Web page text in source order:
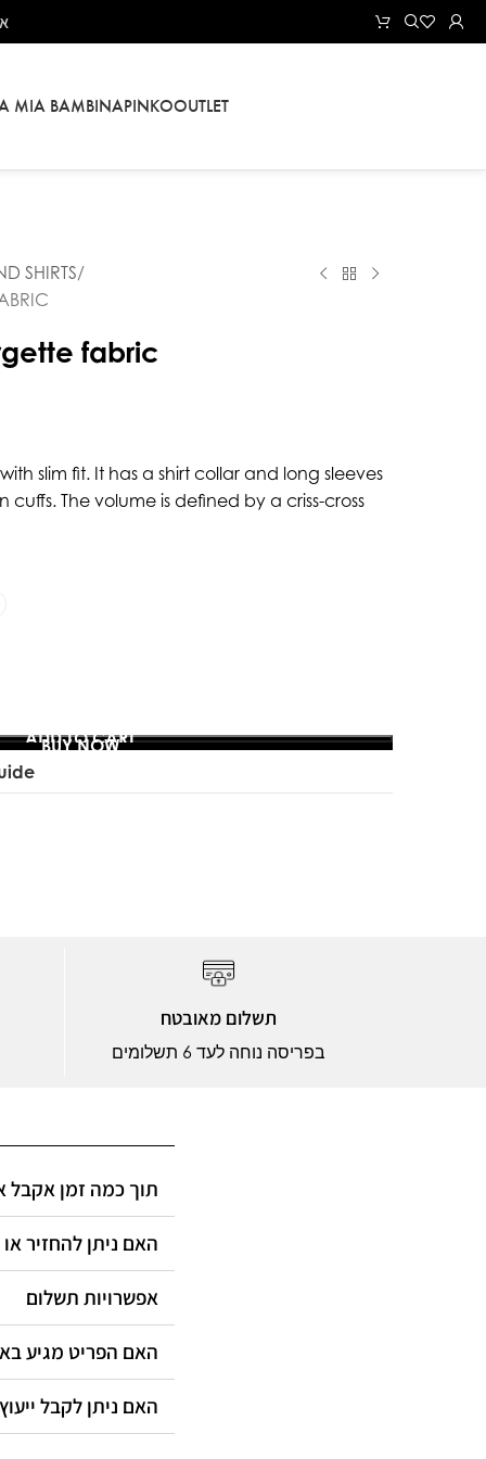
MIA BAMBINAPINKOOUTLET
SHIRTS
fabric
slim fit. It has a shirt collar and long sleeves
The volume is defined by a criss-cross
ADD TO CART
BUY NOW
תשלום מאובטח
בפריסה נוחה לעד 6 תשלומים
תוך כמה זמן אקבל
האם ניתן להחזיר
אפשרויות תשלום
האם הפריט מגיע
האם ניתן לקבל